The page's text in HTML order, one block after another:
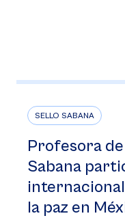
SELLO SABANA
Profesora
Sabana
la paz en